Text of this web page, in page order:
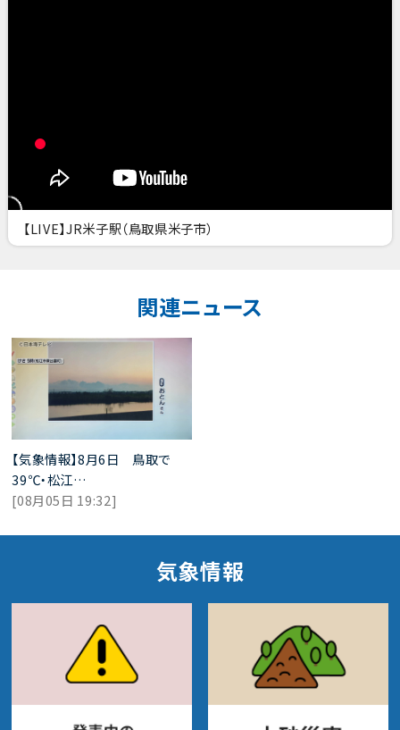
【LIVE】JR米子駅（鳥取県米子市）
関連ニュース
【気象情報】8月6日 鳥取で
39℃・松江…
[08月05日 19:32]
気象情報